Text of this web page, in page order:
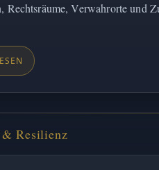
Rechtsräume, Verwahrorte und
Resilienz